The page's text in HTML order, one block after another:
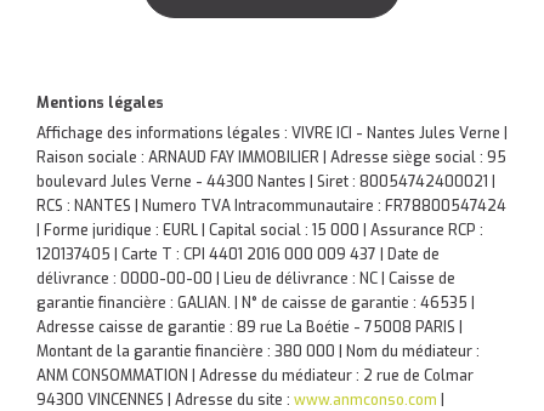
Mentions légales
Affichage des informations légales : VIVRE ICI - Nantes Jules Verne |
Raison sociale : ARNAUD FAY IMMOBILIER | Adresse siège social : 95
boulevard Jules Verne - 44300 Nantes | Siret : 80054742400021 |
RCS : NANTES | Numero TVA Intracommunautaire : FR78800547424
| Forme juridique : EURL | Capital social : 15 000 | Assurance RCP :
120137405 | Carte T : CPI 4401 2016 000 009 437 | Date de
délivrance : 0000-00-00 | Lieu de délivrance : NC | Caisse de
garantie financière : GALIAN. | N° de caisse de garantie : 46535 |
Adresse caisse de garantie : 89 rue La Boétie - 75008 PARIS |
Montant de la garantie financière : 380 000 | Nom du médiateur :
ANM CONSOMMATION | Adresse du médiateur : 2 rue de Colmar
94300 VINCENNES | Adresse du site : www.anmconso.com